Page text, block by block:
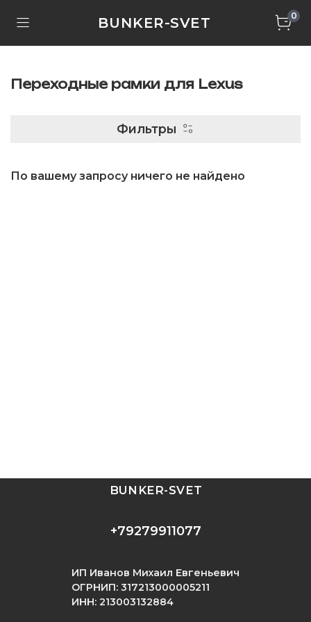
BUNKER-SVET 0
Переходные рамки для Lexus
Фильтры
По вашему запросу ничего не найдено
+79279911077
BUNKER-SVET
ИП Иванов Михаил Евгеньевич
ОГРНИП: 317213000005211
ИНН: 213003132884